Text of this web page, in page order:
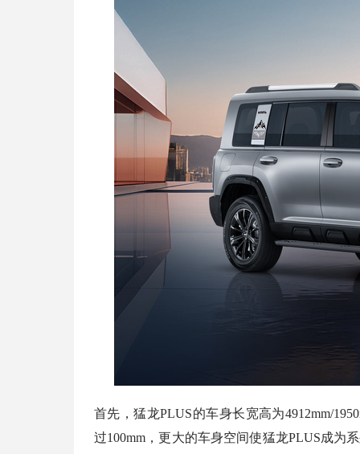
首先，猛龙PLUS的车身长宽高为4912mm/
过100mm，更大的车身空间使猛龙PLUS成为